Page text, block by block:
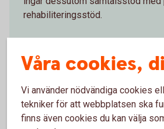
rehabiliteringsstöd.
Individuell
Våra cookies,
Vi använder nödvändiga cookies
tekniker för att webbplatsen ska
finns även cookies du kan välja